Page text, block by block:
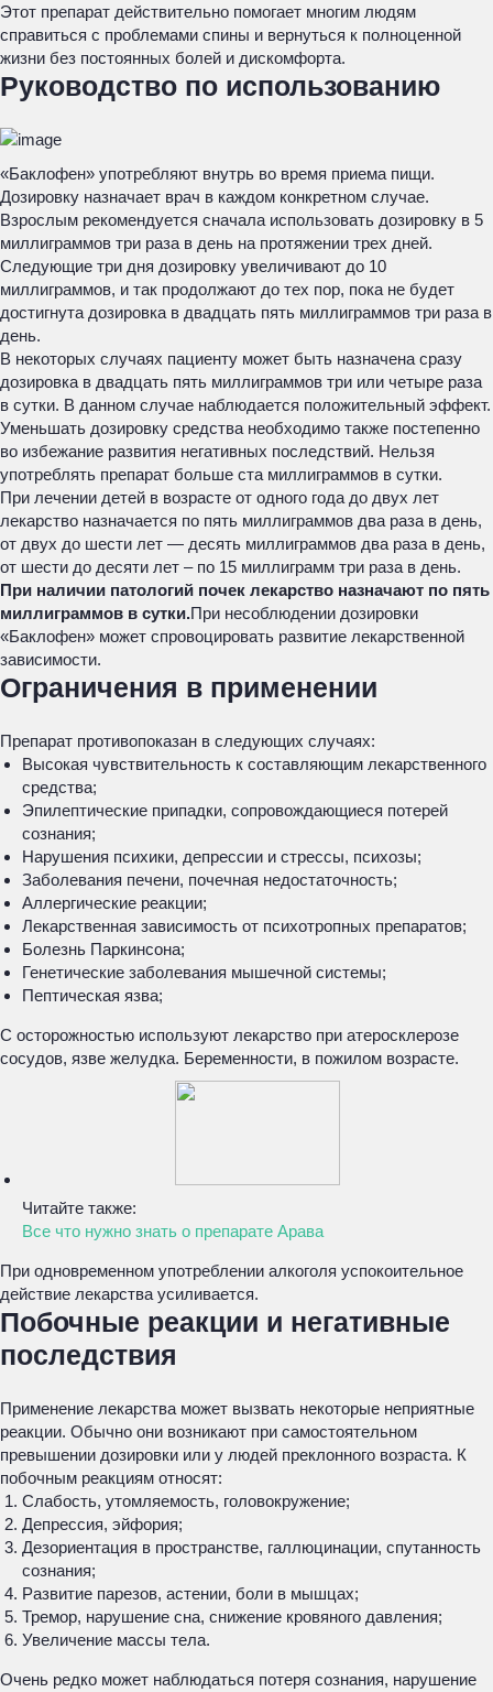
Этот препарат действительно помогает многим людям
справиться с проблемами спины и вернуться к полноценной
жизни без постоянных болей и дискомфорта.
Руководство по использованию
«Баклофен» употребляют внутрь во время приема пищи.
Дозировку назначает врач в каждом конкретном случае.
Взрослым рекомендуется сначала использовать дозировку в 5
миллиграммов три раза в день на протяжении трех дней.
Следующие три дня дозировку увеличивают до 10
миллиграммов, и так продолжают до тех пор, пока не будет
достигнута дозировка в двадцать пять миллиграммов три раза в
день.
В некоторых случаях пациенту может быть назначена сразу
дозировка в двадцать пять миллиграммов три или четыре раза
в сутки. В данном случае наблюдается положительный эффект.
Уменьшать дозировку средства необходимо также постепенно
во избежание развития негативных последствий. Нельзя
употреблять препарат больше ста миллиграммов в сутки.
При лечении детей в возрасте от одного года до двух лет
лекарство назначается по пять миллиграммов два раза в день,
от двух до шести лет — десять миллиграммов два раза в день,
от шести до десяти лет – по 15 миллиграмм три раза в день.
При наличии патологий почек лекарство назначают по пять
миллиграммов в сутки.При несоблюдении дозировки
«Баклофен» может спровоцировать развитие лекарственной
зависимости.
Ограничения в применении
Препарат противопоказан в следующих случаях:
Высокая чувствительность к составляющим лекарственного
средства;
Эпилептические припадки, сопровождающиеся потерей
сознания;
Нарушения психики, депрессии и стрессы, психозы;
Заболевания печени, почечная недостаточность;
Аллергические реакции;
Лекарственная зависимость от психотропных препаратов;
Болезнь Паркинсона;
Генетические заболевания мышечной системы;
Пептическая язва;
С осторожностью используют лекарство при атеросклерозе
сосудов, язве желудка. Беременности, в пожилом возрасте.
Читайте также:
Все что нужно знать о препарате Арава
При одновременном употреблении алкоголя успокоительное
действие лекарства усиливается.
Побочные реакции и негативные
последствия
Применение лекарства может вызвать некоторые неприятные
реакции. Обычно они возникают при самостоятельном
превышении дозировки или у людей преклонного возраста. К
побочным реакциям относят:
Слабость, утомляемость, головокружение;
Депрессия, эйфория;
Дезориентация в пространстве, галлюцинации, спутанность
сознания;
Развитие парезов, астении, боли в мышцах;
Тремор, нарушение сна, снижение кровяного давления;
Увеличение массы тела.
Очень редко может наблюдаться потеря сознания, нарушение